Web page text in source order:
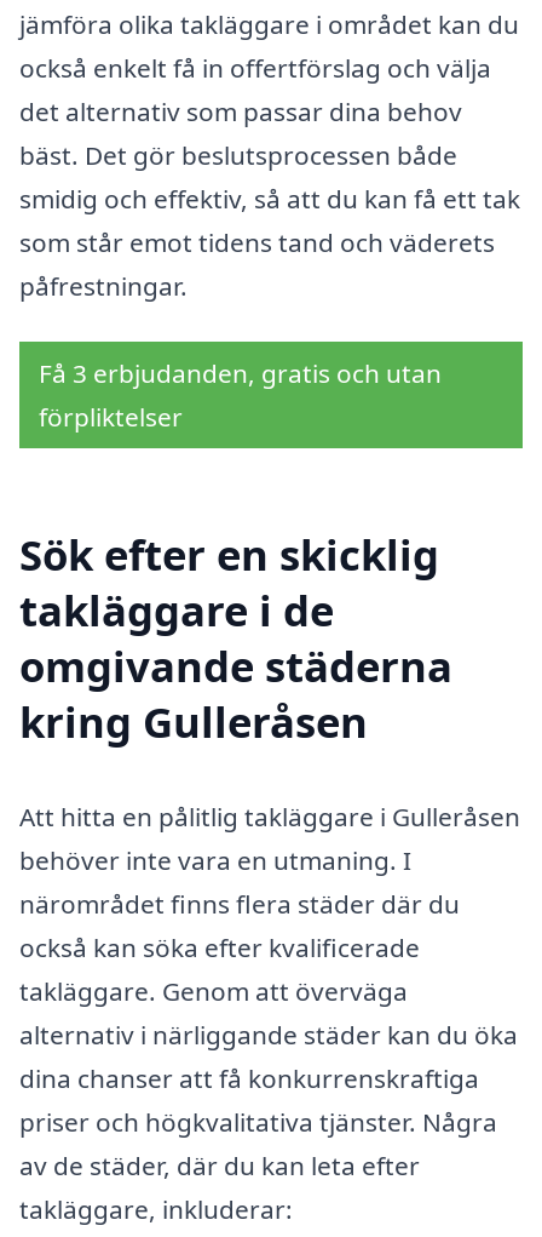
jämföra olika takläggare i området kan du
också enkelt få in offertförslag och välja
det alternativ som passar dina behov
bäst. Det gör beslutsprocessen både
smidig och effektiv, så att du kan få ett tak
som står emot tidens tand och väderets
påfrestningar.
Få 3 erbjudanden, gratis och utan
förpliktelser
Sök efter en skicklig
takläggare i de
omgivande städerna
kring Gulleråsen
Att hitta en pålitlig takläggare i Gulleråsen
behöver inte vara en utmaning. I
närområdet finns flera städer där du
också kan söka efter kvalificerade
takläggare. Genom att överväga
alternativ i närliggande städer kan du öka
dina chanser att få konkurrenskraftiga
priser och högkvalitativa tjänster. Några
av de städer, där du kan leta efter
takläggare, inkluderar: